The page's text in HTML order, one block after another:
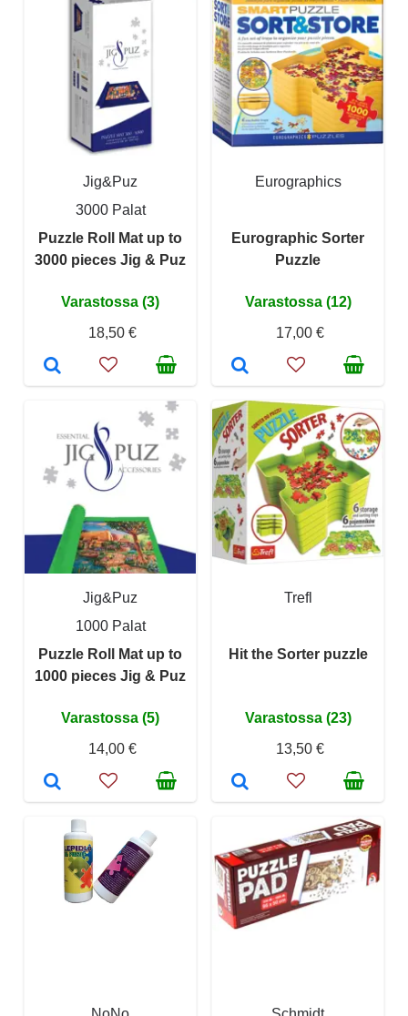
Jig&Puz
3000 Palat
Puzzle Roll Mat up to
3000 pieces Jig & Puz
Varastossa (3)
18,50 €
Eurographics
Eurographic Sorter
Puzzle
Varastossa (12)
17,00 €
Jig&Puz
1000 Palat
Puzzle Roll Mat up to
1000 pieces Jig & Puz
Varastossa (5)
14,00 €
Trefl
Hit the Sorter puzzle
Varastossa (23)
13,50 €